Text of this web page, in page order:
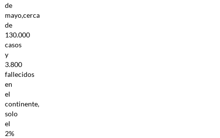
de
mayo,cerca
de
130.000
casos
y
3.800
fallecidos
en
el
continente,
solo
el
2%